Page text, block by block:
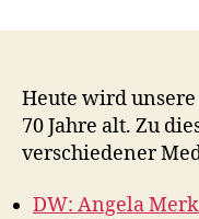
Heute wird
70 Jahre alt. Zu
verschiedener
DW: Angela